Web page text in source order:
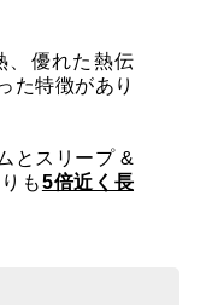
、優れた熱伝
た特徴があり
とスリープ &
も5倍近く長